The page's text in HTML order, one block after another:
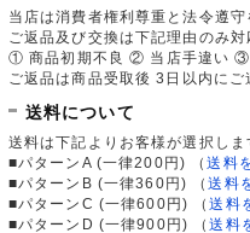
当店は消費者権利尊重と法令遵守
ご返品及び交換は下記理由のみ対
① 商品初期不良 ② 当店手違い ③
ご返品は商品受取後 3日以内にご
送料について
送料は下記よりお客様が選択しま
■パターンA (一律200円)
（送料
■パターンB (一律360円)
（送料
■パターンC (一律600円)
（送料
■パターンD (一律900円)
（送料